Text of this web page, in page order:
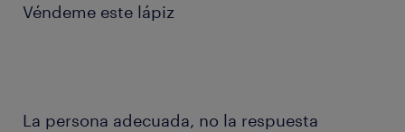
Véndeme este lápiz
La persona adecuada, no la respuesta